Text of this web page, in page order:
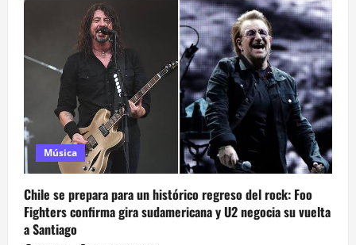
Música
Chile se prepara para un histórico regreso del rock: Foo
Fighters confirma gira sudamericana y U2 negocia su vuelta
a Santiago